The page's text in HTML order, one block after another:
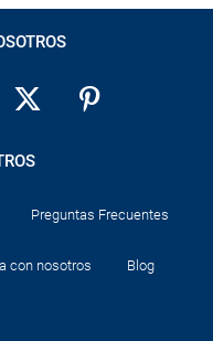
Preguntas Frecuentes
con nosotros Blog